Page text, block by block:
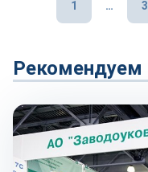
записей
1 … 3
Рекомендуем